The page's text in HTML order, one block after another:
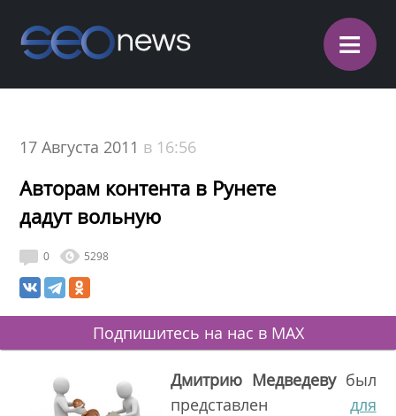
≡
17 Августа 2011 в 16:56
Авторам контента в Рунете
дадут вольную
0 5298
Подпишитесь на нас в MAX
Дмитрию Медведевубыл
представлен для